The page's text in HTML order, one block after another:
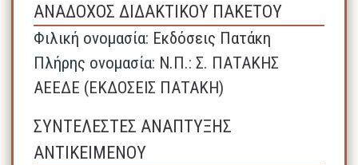
ΑΝΑΔΟΧΟΣ ΔΙΔΑΚΤΙΚΟΥ ΠΑΚΕΤΟΥ
Φιλική ονομασία: Εκδόσεις Πατάκη
Πλήρης ονομασία: N.Π.: Σ. ΠΑΤΑΚΗΣ
ΑΕΕΔΕ (ΕΚΔΟΣΕΙΣ ΠΑΤΑΚΗ)
ΣΥΝΤΕΛΕΣΤΕΣ ΑΝΑΠΤΥΞΗΣ
ΑΝΤΙΚΕΙΜΕΝΟΥ